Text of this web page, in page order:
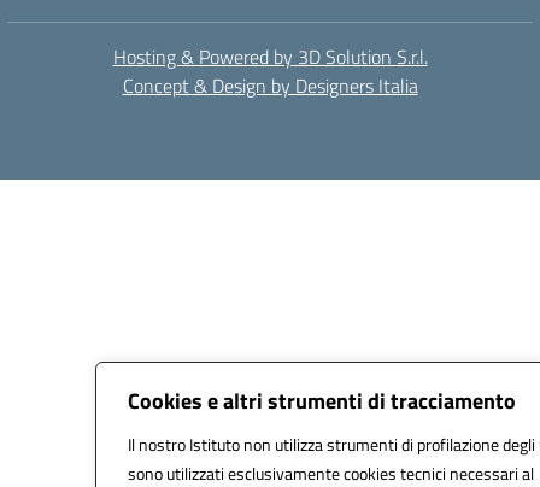
Cookies e altri strumenti di tracciamento
Il nostro Istituto non utilizza strumenti di profilazione
sono utilizzati esclusivamente cookies tecnici necessari al
Hosting & Powered by 3D Solution S.r.l.
Concept & Design by Designers Italia